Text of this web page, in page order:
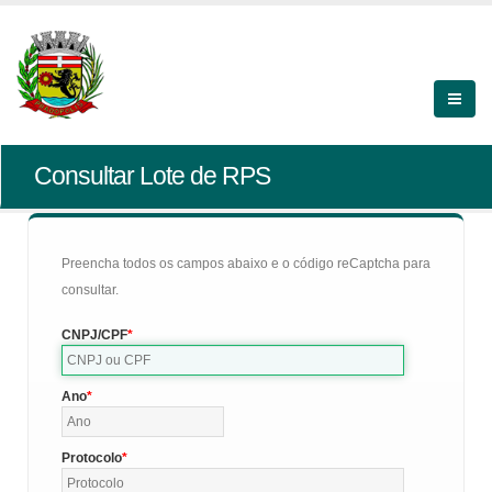
Consultar Lote de RPS
Preencha todos os campos abaixo e o código reCaptcha para
consultar.
CNPJ/CPF
Ano
Protocolo